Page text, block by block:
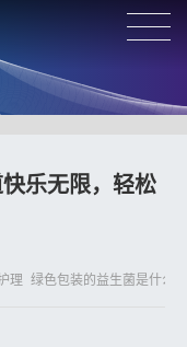
乐无限，轻松
理 绿色包装的益生菌是什么